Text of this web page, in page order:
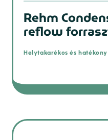
Rehm
reflow
Helytakarékos és hatékony